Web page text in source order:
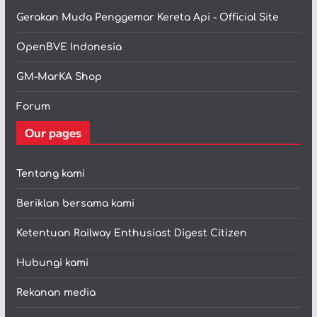
Gerakan Muda Penggemar Kereta Api - Official Site
OpenBVE Indonesia
GM-MarKA Shop
Forum
Our pages
Tentang kami
Beriklan bersama kami
Ketentuan Railway Enthusiast Digest Citizen
Hubungi kami
Rekanan media